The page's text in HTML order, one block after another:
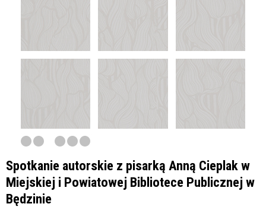
Spotkanie autorskie z pisarką Anną Cieplak w
Miejskiej i Powiatowej Bibliotece Publicznej w
Będzinie